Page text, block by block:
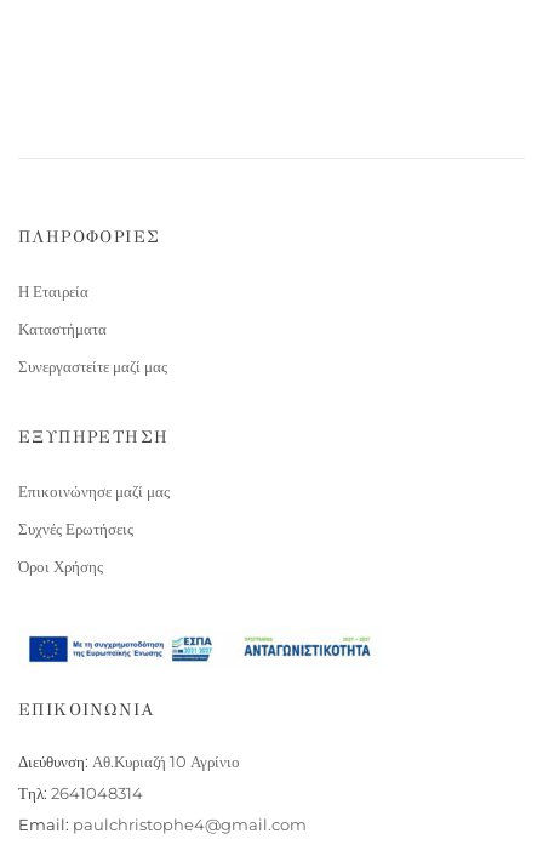
ΠΛΗΡΟΦΟΡΙΕΣ
Η Εταιρεία
Καταστήματα
Συνεργαστείτε μαζί μας
ΕΞΥΠΗΡΕΤΗΣΗ
Επικοινώνησε μαζί μας
Συχνές Ερωτήσεις
Όροι Χρήσης
ΕΠΙΚΟΙΝΩΝΙΑ
Διεύθυνση: Αθ.Κυριαζή 10 Αγρίνιο
Τηλ: 2641048314
Email: paulchristophe4@gmail.com